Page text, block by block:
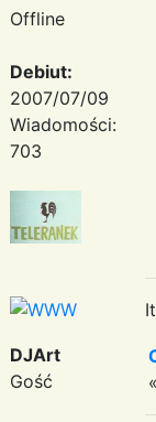
Offline
Debiut:
2007/07/09
Wiadomości:
703
DJArt
Gość
«